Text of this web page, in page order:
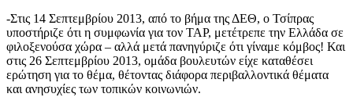
-Στις 14 Σεπτεμβρίου 2013, από το βήμα της ΔΕΘ, ο Τσίπρας
υποστήριζε ότι η συμφωνία για τον TAP, μετέτρεπε την Ελλάδα σε
φιλοξενούσα χώρα – αλλά μετά πανηγύριζε ότι γίναμε κόμβος! Και
στις 26 Σεπτεμβρίου 2013, ομάδα βουλευτών είχε καταθέσει
ερώτηση για το θέμα, θέτοντας διάφορα περιβαλλοντικά θέματα
και ανησυχίες των τοπικών κοινωνιών.